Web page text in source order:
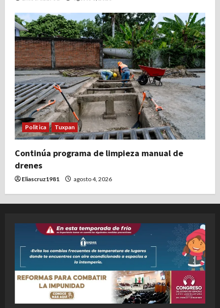
Politica Tuxpan
Continúa programa de limpieza manual de
drenes
Eliascruz1981 agosto 4, 2026